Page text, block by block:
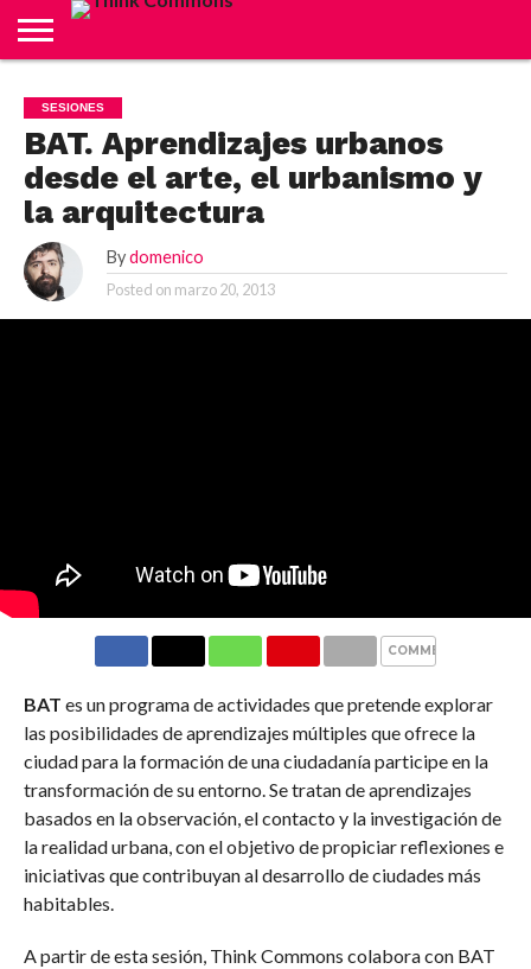
CARRITO
CONTACTO
CRÉDITOS
FINALIZAR
COMPRA
INICIO
LIVE
MI
CUENTA
TIENDA
SESIONES
BAT. Aprendizajes urbanos
desde el arte, el urbanismo y
la arquitectura
By domenico
Posted on marzo 20, 2013
COMMENTS
BAT es un programa de actividades que pretende explorar
las posibilidades de aprendizajes múltiples que ofrece la
ciudad para la formación de una ciudadanía participe en la
transformación de su entorno. Se tratan de aprendizajes
basados en la observación, el contacto y la investigación de
la realidad urbana, con el objetivo de propiciar reflexiones e
iniciativas que contribuyan al desarrollo de ciudades más
habitables.
A partir de esta sesión, Think Commons colabora con BAT